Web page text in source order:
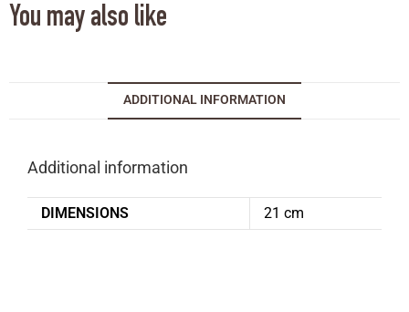
You may also like
ADDITIONAL INFORMATION
Additional information
DIMENSIONS 21 cm